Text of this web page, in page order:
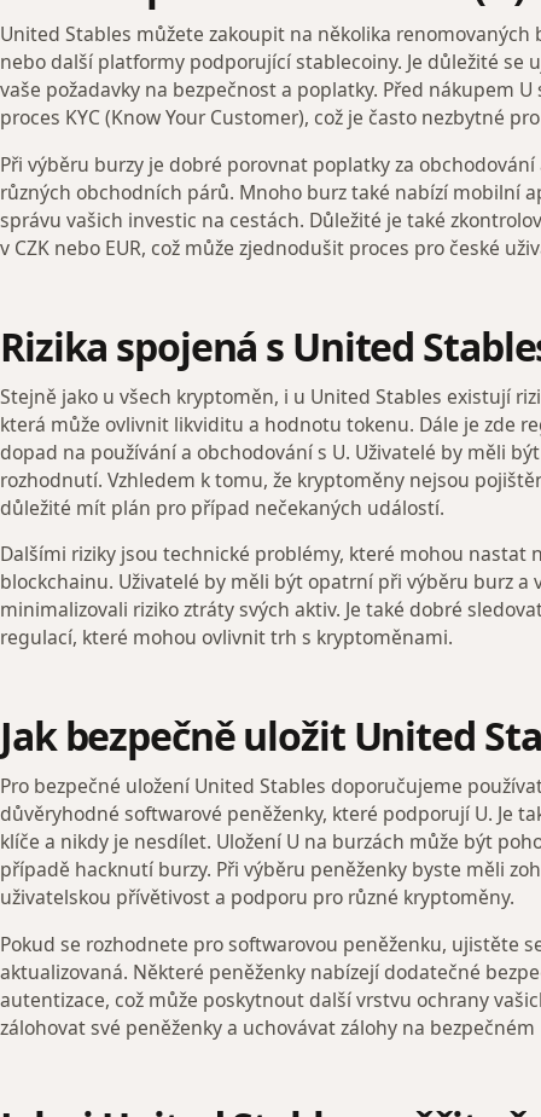
United Stables můžete zakoupit na několika renomovaných
nebo další platformy podporující stablecoiny. Je důležité se
vaše požadavky na bezpečnost a poplatky. Před nákupem
proces KYC (Know Your Customer), což je často nezbytné
Při výběru burzy je dobré porovnat poplatky za
různých obchodních párů. Mnoho burz také nabízí mobilní
správu vašich investic na cestách. Důležité je také
v CZK nebo EUR, což může zjednodušit proces pro české
Rizika spojená s United
Stejně jako u všech kryptoměn, i u United Stables existují
která může ovlivnit likviditu a hodnotu tokenu. Dále je zde
dopad na používání a obchodování s U. Uživatelé by měli
rozhodnutí. Vzhledem k tomu, že kryptoměny nejsou
důležité mít plán pro případ nečekaných událostí.
Dalšími riziky jsou technické problémy, které mohou nastat
blockchainu. Uživatelé by měli být opatrní při výběru burz a
minimalizovali riziko ztráty svých aktiv. Je také dobré
regulací, které mohou ovlivnit trh s kryptoměnami.
Jak bezpečně uložit United
Pro bezpečné uložení United Stables doporučujeme
důvěryhodné softwarové peněženky, které podporují U. Je
klíče a nikdy je nesdílet. Uložení U na burzách může být
případě hacknutí burzy. Při výběru peněženky byste měli
uživatelskou přívětivost a podporu pro různé kryptoměny.
Pokud se rozhodnete pro softwarovou peněženku, ujistěte
aktualizovaná. Některé peněženky nabízejí dodatečné
autentizace, což může poskytnout další vrstvu ochrany
zálohovat své peněženky a uchovávat zálohy na